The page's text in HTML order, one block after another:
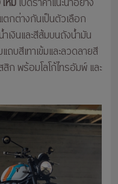
ตกต่างกันเป็นตัวเลือก
เงินและสีส้มบนถังน้ำมัน
บสีเทาเข้มและลวดลายสี
ก พร้อมโลโก้ไทรอัมพ์ และ